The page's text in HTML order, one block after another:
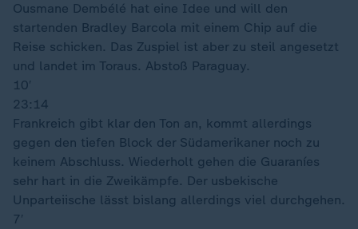
Ousmane Dembélé hat eine Idee und will den
startenden Bradley Barcola mit einem Chip auf die
Reise schicken. Das Zuspiel ist aber zu steil angesetzt
und landet im Toraus. Abstoß Paraguay.
10′
23:14
Frankreich gibt klar den Ton an, kommt allerdings
gegen den tiefen Block der Südamerikaner noch zu
keinem Abschluss. Wiederholt gehen die Guaraníes
sehr hart in die Zweikämpfe. Der usbekische
Unparteiische lässt bislang allerdings viel durchgehen.
7′